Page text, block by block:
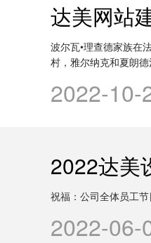
达美网站
波尔瓦•理查德家族在
村，雅尔纳克和夏朗
2022-10-
2022达美
祝福：公司全体员工节
2022-06-